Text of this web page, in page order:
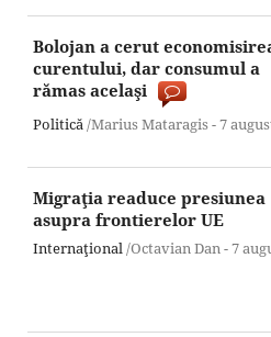
Bolojan a cerut
curentului, dar consumul a
rămas acelaşi
Politică/Marius Mataragis -7
Migraţia readuce presiunea
asupra frontierelor UE
Internaţional/Octavian Dan -7